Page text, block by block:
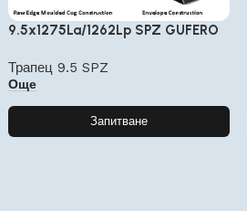
9.5x1275La/1262Lp SPZ GUFERO
Трапец 9.5 SPZ
Още
Запитване